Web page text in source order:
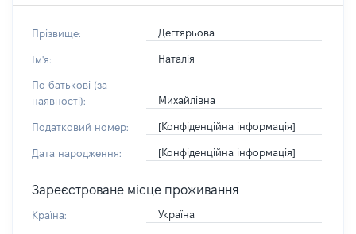
Прізвище: Дегтярьова
Ім'я: Наталія
По батькові (за
наявності):
Михайлівна
Податковий номер: [Конфіденційна інформація]
Дата народження: [Конфіденційна інформація]
Зареєстроване місце проживання
Країна: Україна